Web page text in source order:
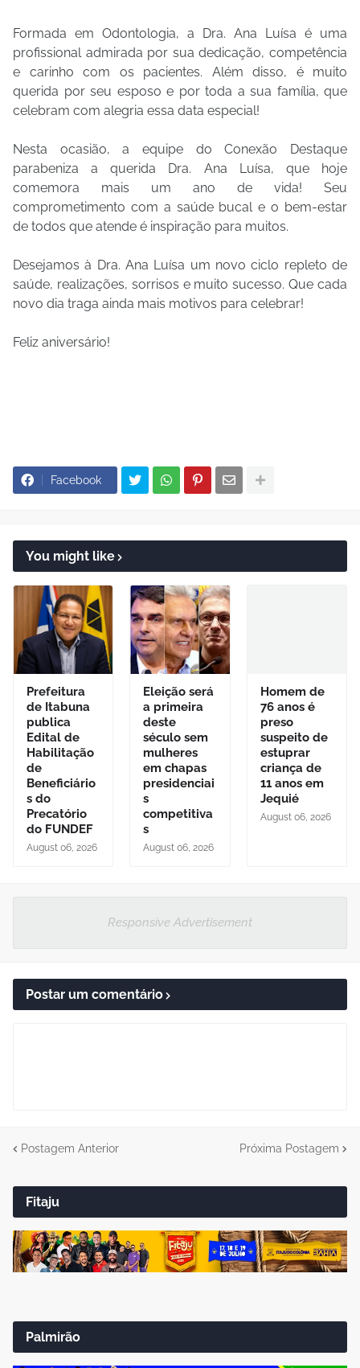
Formada em Odontologia, a Dra. Ana Luísa é uma
profissional admirada por sua dedicação, competência
e carinho com os pacientes. Além disso, é muito
querida por seu esposo e por toda a sua família, que
celebram com alegria essa data especial!
Nesta ocasião, a equipe do Conexão Destaque
parabeniza a querida Dra. Ana Luísa, que hoje
comemora mais um ano de vida! Seu
comprometimento com a saúde bucal e o bem-estar
de todos que atende é inspiração para muitos.
Desejamos à Dra. Ana Luísa um novo ciclo repleto de
saúde, realizações, sorrisos e muito sucesso. Que cada
novo dia traga ainda mais motivos para celebrar!
Feliz aniversário!
Facebook
You might like
Prefeitura
de Itabuna
publica
Edital de
Habilitação
de
Beneficiário
s do
Precatório
do FUNDEF
August 06, 2026
Eleição será
a primeira
deste
século sem
mulheres
em chapas
presidenciai
s
competitiva
s
August 06, 2026
Homem de
76 anos é
preso
suspeito de
estuprar
criança de
11 anos em
Jequié
August 06, 2026
Responsive Advertisement
Postar um comentário
Postagem Anterior Próxima Postagem
Fitaju
Palmirão